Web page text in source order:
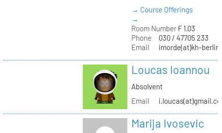
→ Course Offerings
→
Room NumberF 1.03
Phone
030 / 47705 233
Email
imorde(at)kh-
Loucas Ioannou
Absolvent
Email
Marija Ivosevic